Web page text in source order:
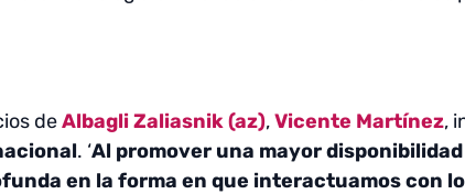
deAlbagli Zaliasnik (az),Vicente Martínez,
. ‘Al promover una mayor disponibilidad
en la forma en que interactuamos con